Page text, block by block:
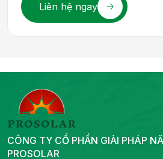
Liên hệ ngay
CÔNG TY CỔ PHẦN GIẢI PHÁP
PROSOLAR